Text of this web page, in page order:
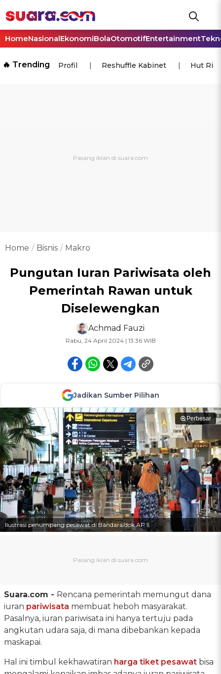
HomeNasionalEkonomiBolaOtomotifEntertainment
🔥 Trending Profil Reshuffle Kabinet Hut Ri
Home Bisnis Makro
Pungutan Iuran Pariwisata oleh
Pemerintah Rawan untuk
Diselewengkan
Achmad Fauzi
Rabu, 24 April 2024 | 13:36 WIB
Jadikan Sumber Pilihan
Perbesar
Ilustrasi penumpang pesawat di Bandara/dok AP II
Suara.com - Rencana pemerintah memungut dana
iuran pariwisata membuat heboh masyarakat.
Pasalnya, iuran pariwisata ini hanya tertuju pada
angkutan udara saja, di mana dibebankan kepada
maskapai.
Hal ini timbul kekhawatiran harga tiket pesawat bisa